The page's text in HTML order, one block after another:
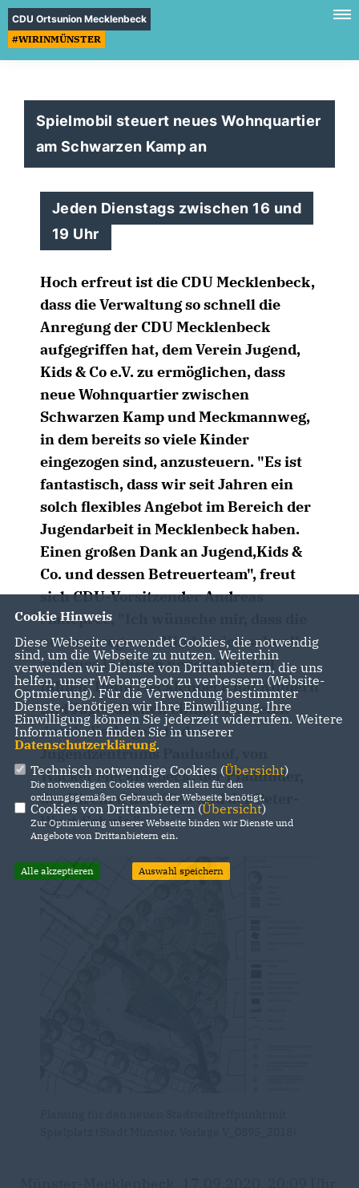
CDU Ortsunion Mecklenbeck
#WIRINMÜNSTER
Spielmobil steuert neues Wohnquartier
am Schwarzen Kamp an
Jeden Dienstags zwischen 16 und
19 Uhr
Hoch erfreut ist die CDU Mecklenbeck,
dass die Verwaltung so schnell die
Anregung der CDU Mecklenbeck
aufgegriffen hat, dem Verein Jugend,
Kids & Co e.V. zu ermöglichen, dass
neue Wohnquartier zwischen
Schwarzen Kamp und Meckmannweg,
in dem bereits so viele Kinder
eingezogen sind, anzusteuern. "Es ist
fantastisch, dass wir seit Jahren ein
solch flexibles Angebot im Bereich der
Jugendarbeit in Mecklenbeck haben.
Einen großen Dank an Jugend,Kids &
Co. und dessen Betreuerteam", freut
sich CDU-Vorsitzender Andreas
Malleprée, "Ich wünsche mir, dass die
neuzugezogenen Kinder sich schnell
zuhause in ihrem neuen Stadtteil
fühlen. Denn Mecklenbeck hat Kindern
und Jugendlichen einiges zu bieten
durch die Angebote des
Jugendzentrums Paulushof, von
Wacker Mecklenbeck, der Pfadfinder,
der Kirchen der Kitas und der Peter-
Wust-Schule."
Cookie Hinweis
Diese Webseite verwendet Cookies, die notwendig
sind, um die Webseite zu nutzen. Weiterhin
verwenden wir Dienste von Drittanbietern, die uns
helfen, unser Webangebot zu verbessern (Website-
Optmierung). Für die Verwendung bestimmter
Dienste, benötigen wir Ihre Einwilligung. Ihre
Einwilligung können Sie jederzeit widerrufen. Weitere
Informationen finden Sie in unserer
Datenschutzerklärung.
Technisch notwendige Cookies (Übersicht)
Die notwendigen Cookies werden allein für den
ordnungsgemäßen Gebrauch der Webseite benötigt.
Cookies von Drittanbietern (Übersicht)
Zur Optimierung unserer Webseite binden wir Dienste und
Angebote von Drittanbietern ein.
Alle akzeptieren Auswahl speichern